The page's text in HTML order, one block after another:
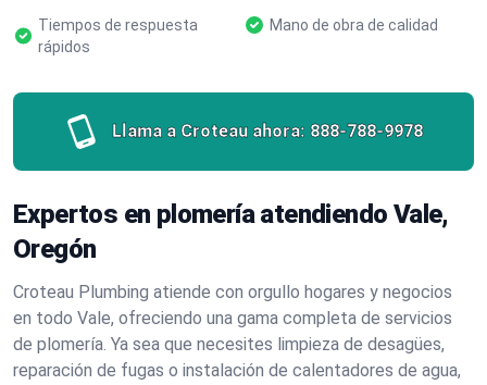
Tiempos de respuesta
rápidos
Mano de obra de calidad
Llama a Croteau ahora: 888-788-9978
Expertos en plomería atendiendo Vale,
Oregón
Croteau Plumbing atiende con orgullo hogares y negocios
en todo Vale, ofreciendo una gama completa de servicios
de plomería. Ya sea que necesites limpieza de desagües,
reparación de fugas o instalación de calentadores de agua,